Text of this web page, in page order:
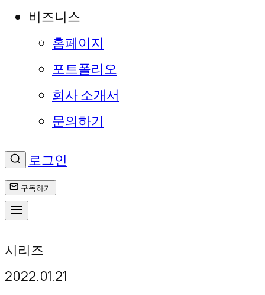
비즈니스
홈페이지
포트폴리오
회사 소개서
문의하기
로그인
구독하기
시리즈
2022.01.21